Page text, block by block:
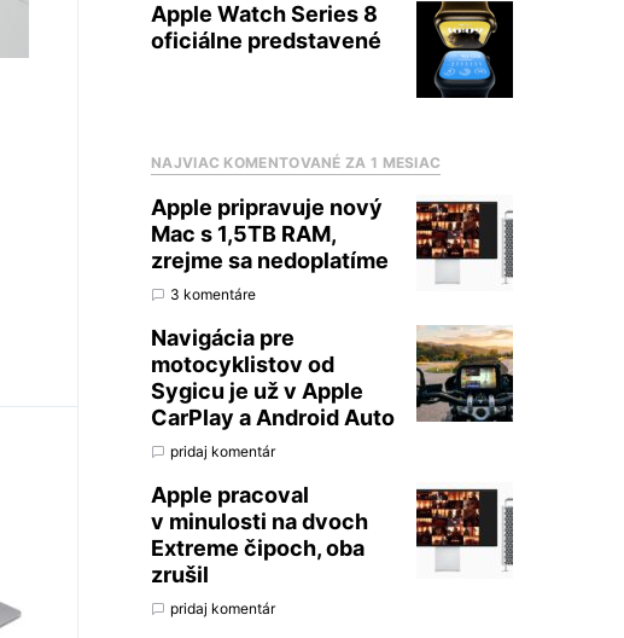
Apple Watch Series 8
oficiálne predstavené
NAJVIAC KOMENTOVANÉ ZA 1 MESIAC
Apple pripravuje nový
Mac s 1,5TB RAM,
zrejme sa nedoplatíme
3 komentáre
Navigácia pre
motocyklistov od
Sygicu je už v Apple
CarPlay a Android Auto
pridaj komentár
Apple pracoval
v minulosti na dvoch
Extreme čipoch, oba
zrušil
pridaj komentár